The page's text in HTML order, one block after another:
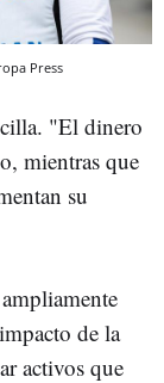
Press
"El dinero
mientras que
su
de la
activos que